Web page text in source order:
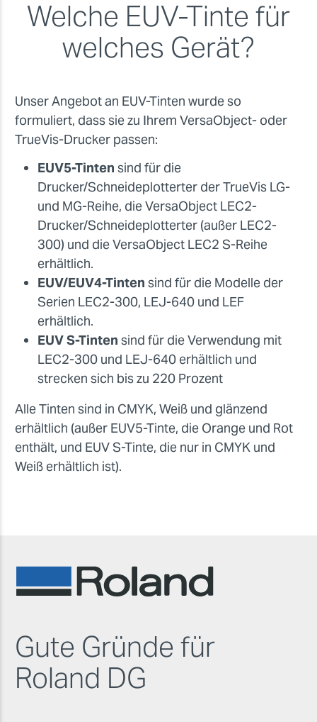
Welche EUV-Tinte für
welches Gerät?
Unser Angebot an EUV-Tinten wurde so
formuliert, dass sie zu Ihrem VersaObject- oder
TrueVis-Drucker passen:
EUV5-Tinten sind für die
Drucker/Schneideplotterter der TrueVis LG-
und MG-Reihe, die VersaObject LEC2-
Drucker/Schneideplotterter (außer LEC2-
300) und die VersaObject LEC2 S-Reihe
erhältlich.
EUV/EUV4-Tinten sind für die Modelle der
Serien LEC2-300, LEJ-640 und LEF
erhältlich.
EUV S-Tinten sind für die Verwendung mit
LEC2-300 und LEJ-640 erhältlich und
strecken sich bis zu 220 Prozent
Alle Tinten sind in CMYK, Weiß und glänzend
erhältlich (außer EUV5-Tinte, die Orange und Rot
enthält, und EUV S-Tinte, die nur in CMYK und
Weiß erhältlich ist).
Gute Gründe für
Roland DG